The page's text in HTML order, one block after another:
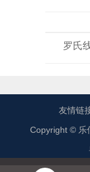
罗氏
友情链
Copyright © 乐